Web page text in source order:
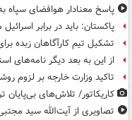
پاسخ معنادار هوافضای سپاه
پاکستان: باید در برابر
تشکیل تیم کارآگاهان زبده
از این به بعد دیگر نامه‌های
تاکید وزارت خارجه بر لزوم
کاریکاتور/ تلاش‌های بی‌پایان
تصاویری از آیت‌الله سید